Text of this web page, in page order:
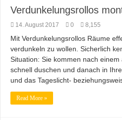
Farb brillianz
Richtige
Entspannung
Amtico vynyl
Verdunkelungsrollos
14. August 2017 0 8,155
Mit Verdunkelungsrollos Räume
verdunkeln zu wollen. Sicherlich
Situation: Sie kommen nach
schnell duschen und danach in
und das Tageslicht-
Read More »